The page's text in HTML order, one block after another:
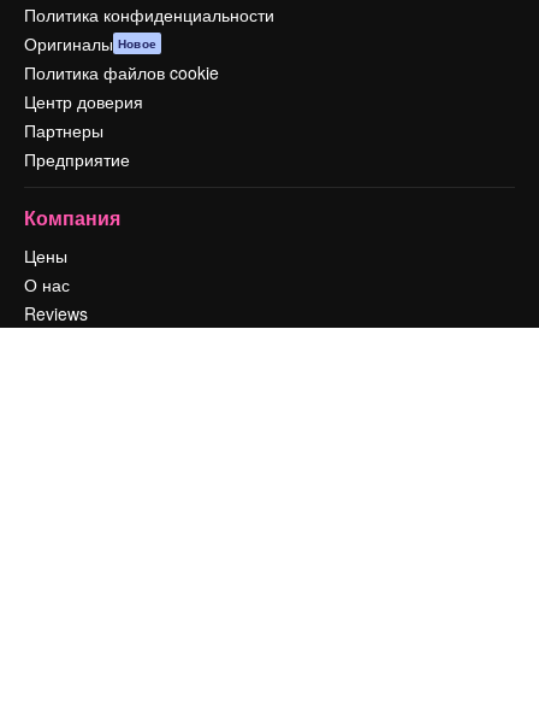
Политика конфиденциальности
Оригиналы Новое
Политика файлов cookie
Центр доверия
Партнеры
Предприятие
Компания
Цены
О нас
Reviews